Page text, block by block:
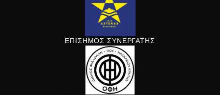
ΕΠΙΣΗΜΟΣ ΣΥΝΕΡΓΑΤΗΣ